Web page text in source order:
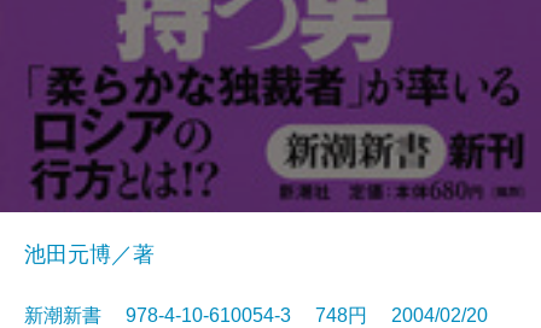
池田元博／著
新潮新書 978-4-10-610054-3 748円 2004/02/20